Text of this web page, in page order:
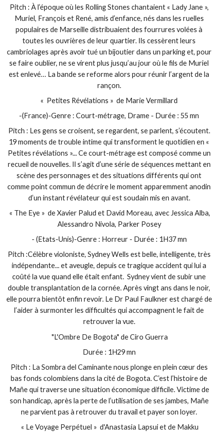
Pitch : À l’époque où les Rolling Stones chantaient « Lady Jane »,
Muriel, François et René, amis d’enfance, nés dans les ruelles
populaires de Marseille distribuaient des fourrures volées à
toutes les ouvrières de leur quartier. Ils cessèrent leurs
cambriolages après avoir tué un bijoutier dans un parking et, pour
se faire oublier, ne se virent plus jusqu’au jour où le fils de Muriel
est enlevé… La bande se reforme alors pour réunir l’argent de la
rançon.
« Petites Révélations » de Marie Vermillard
-(France)-Genre : Court-métrage, Drame - Durée : 55 mn
Pitch : Les gens se croisent, se regardent, se parlent, s’écoutent.
19 moments de trouble intime qui transforment le quotidien en «
Petites révélations »... Ce court-métrage est composé comme un
recueil de nouvelles. Il s’agit d’une série de séquences mettant en
scène des personnages et des situations différents qui ont
comme point commun de décrire le moment apparemment anodin
d’un instant révélateur qui est soudain mis en avant.
« The Eye » de Xavier Palud et David Moreau, avec Jessica Alba,
Alessandro Nivola, Parker Posey
- (Etats-Unis)-Genre : Horreur - Durée : 1H37 mn
Pitch :Célèbre violoniste, Sydney Wells est belle, intelligente, très
indépendante... et aveugle, depuis ce tragique accident qui lui a
coûté la vue quand elle était enfant. Sydney vient de subir une
double transplantation de la cornée. Après vingt ans dans le noir,
elle pourra bientôt enfin revoir. Le Dr Paul Faulkner est chargé de
l’aider à surmonter les difficultés qui accompagnent le fait de
retrouver la vue.
"L'Ombre De Bogota" de Ciro Guerra
Durée : 1H29 mn
Pitch : La Sombra del Caminante nous plonge en plein cœur des
bas fonds colombiens dans la cité de Bogota. C’est l’histoire de
Mañe qui traverse une situation économique difficile. Victime de
son handicap, après la perte de l’utilisation de ses jambes, Mañe
ne parvient pas à retrouver du travail et payer son loyer.
« Le Voyage Perpétuel » d'Anastasia Lapsui et de Makku